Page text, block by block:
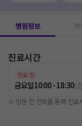
병원정보 가
진료시간
진료 전
금요일10:00 - 18:30(
※ 방문 전 전화를 통해 진료